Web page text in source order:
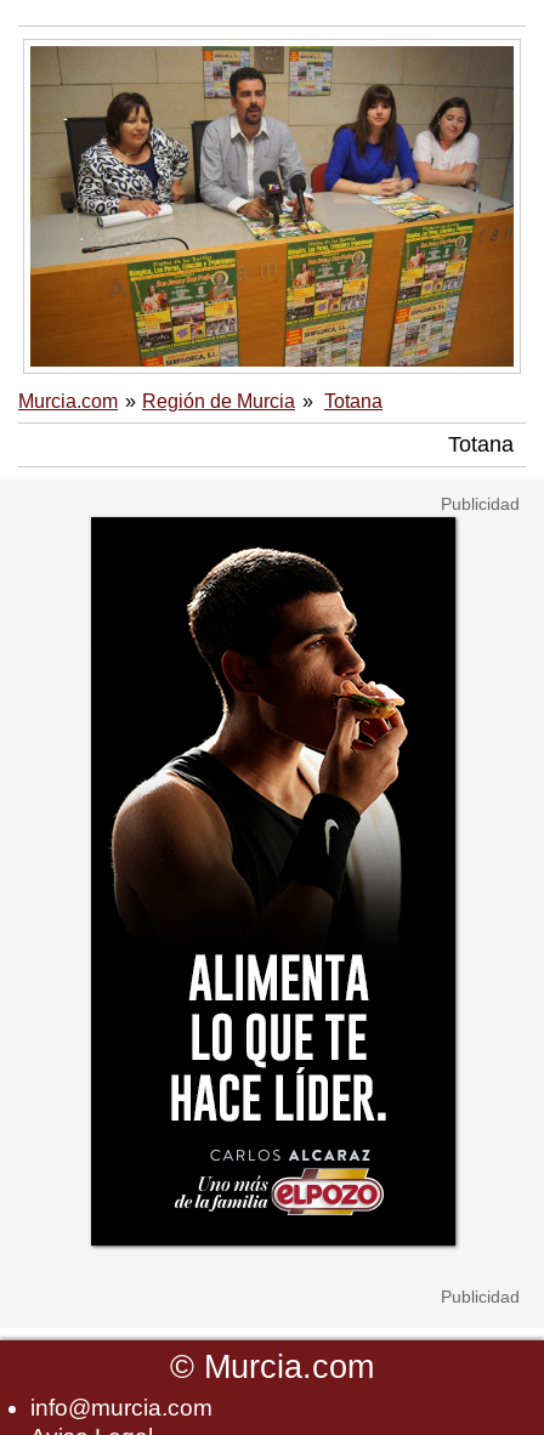
Murcia.com Región de Murcia Totana
Totana
© Murcia.com
info@murcia.com